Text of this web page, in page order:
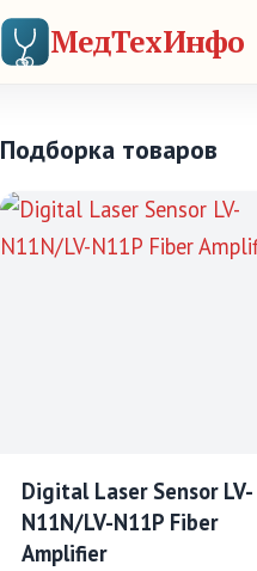
МедТехИнфо
Подборка товаров
Digital Laser Sensor LV-
N11N/LV-N11P Fiber
Amplifier